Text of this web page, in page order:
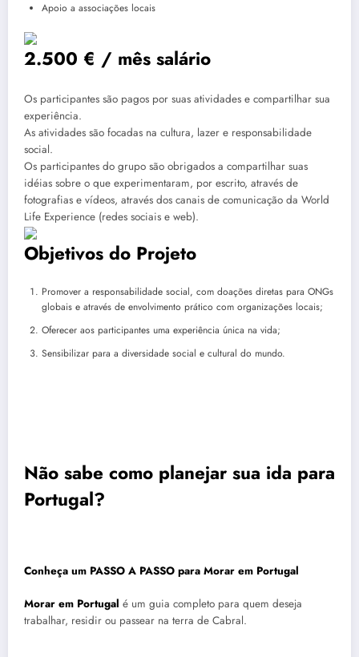
Apoio a associações locais
2.500 € / mês salário
Os participantes são pagos por suas atividades e compartilhar sua
experiência.
As atividades são focadas na cultura, lazer e responsabilidade
social.
Os participantes do grupo são obrigados a compartilhar suas
idéias sobre o que experimentaram, por escrito, através de
fotografias e vídeos, através dos canais de comunicação da World
Life Experience (redes sociais e web).
Objetivos do Projeto
Promover a responsabilidade social, com doações diretas para ONGs
globais e através de envolvimento prático com organizações locais;
Oferecer aos participantes uma experiência única na vida;
Sensibilizar para a diversidade social e cultural do mundo.
Não sabe como planejar sua ida para
Portugal?
Conheça um PASSO A PASSO para Morar em Portugal
Morar em Portugal é um guia completo para quem deseja
trabalhar, residir ou passear na terra de Cabral.